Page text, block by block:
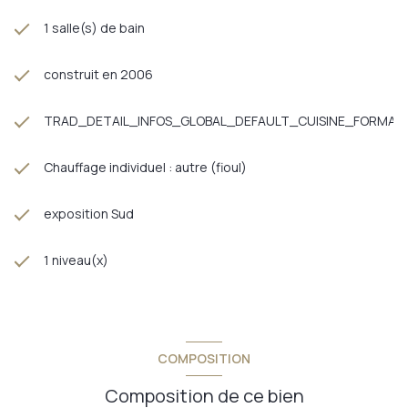
1 salle(s) de bain
construit en 2006
Chauffage individuel : autre (fioul)
exposition Sud
1 niveau(x)
COMPOSITION
Composition de ce bien